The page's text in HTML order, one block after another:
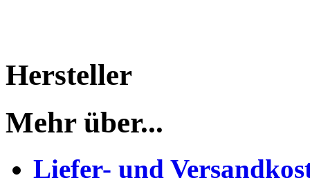
Hersteller
Mehr über...
Liefer- und